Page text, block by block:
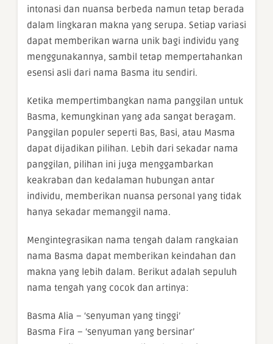
intonasi dan nuansa berbeda namun tetap berada
dalam lingkaran makna yang serupa. Setiap variasi
dapat memberikan warna unik bagi individu yang
menggunakannya, sambil tetap mempertahankan
esensi asli dari nama Basma itu sendiri.
Ketika mempertimbangkan nama panggilan untuk
Basma, kemungkinan yang ada sangat beragam.
Panggilan populer seperti Bas, Basi, atau Masma
dapat dijadikan pilihan. Lebih dari sekadar nama
panggilan, pilihan ini juga menggambarkan
keakraban dan kedalaman hubungan antar
individu, memberikan nuansa personal yang tidak
hanya sekadar memanggil nama.
Mengintegrasikan nama tengah dalam rangkaian
nama Basma dapat memberikan keindahan dan
makna yang lebih dalam. Berikut adalah sepuluh
nama tengah yang cocok dan artinya:
Basma Alia – ‘senyuman yang tinggi’
Basma Fira – ‘senyuman yang bersinar’